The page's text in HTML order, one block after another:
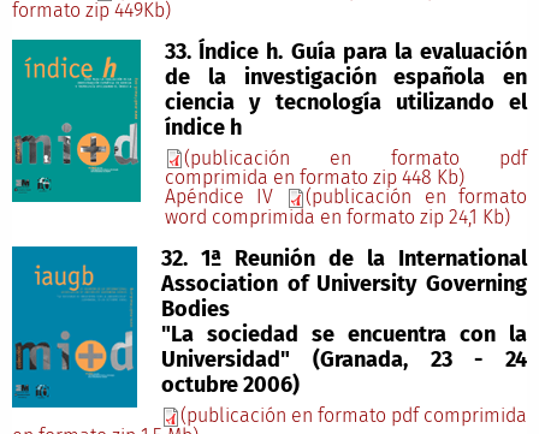
formato zip 449Kb)
33. Índice h. Guía para la evaluación
de la investigación española en
ciencia y tecnología utilizando el
índice h
(publicación en formato pdf
comprimida en formato zip 448 Kb)
Apéndice IV
(publicación en formato
word comprimida en formato zip 24,1 Kb)
32. 1ª Reunión de la International
Association of University Governing
Bodies
"La sociedad se encuentra con la
Universidad" (Granada, 23 - 24
octubre 2006)
(publicación en formato pdf comprimida